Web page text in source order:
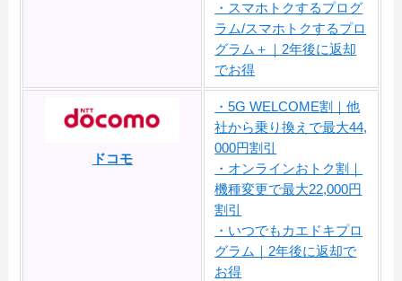
・スマホトクするプログ
ラム/スマホトクするプロ
グラム＋｜2年後に返却
でお得
ドコモ
・5G WELCOME割｜他
社から乗り換えで最大44,
000円割引
・オンラインおトク割｜
機種変更で最大22,000円
割引
・いつでもカエドキプロ
グラム｜2年後に返却で
お得